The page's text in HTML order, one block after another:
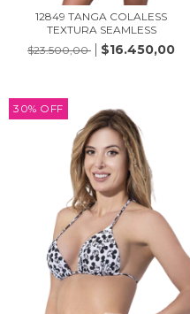
12849 TANGA COLALESS
TEXTURA SEAMLESS
$23.500,00
$16.450,00
30% OFF